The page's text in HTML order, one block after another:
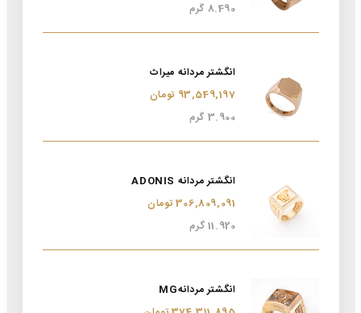
8.490 گرم
انگشتر مردانه میراث
93,549,197 تومان
3.900 گرم
انگشتر مردانه ADONIS
306,809,091 تومان
11.920 گرم
انگشتر مردانهMG